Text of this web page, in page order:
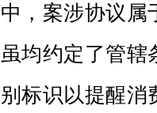
中，案涉协议属
虽均约定了管辖
别标识以提醒消